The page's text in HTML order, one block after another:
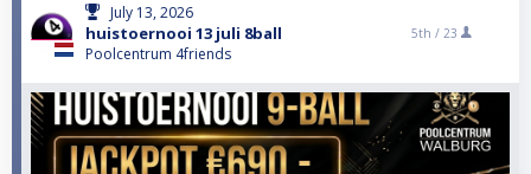
July 13, 2026
huistoernooi 13 juli 8ball
Poolcentrum 4friends
5th / 23